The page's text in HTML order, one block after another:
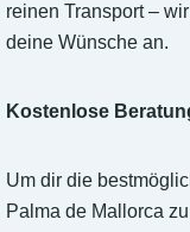
reinen Transport –
deine Wünsche an.
Kostenlose
Um dir die
Palma de Mallorca